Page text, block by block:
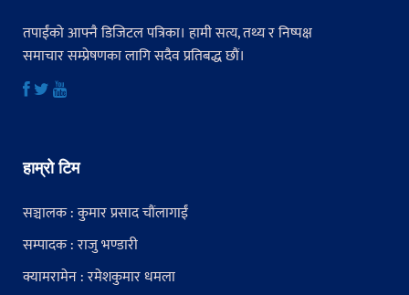
तपाईंको आफ्नै डिजिटल पत्रिका। हामी सत्य, तथ्य र निष्पक्ष
समाचार सम्प्रेषणका लागि सदैव प्रतिबद्ध छौं।
हाम्रो टिम
सञ्चालक : कुमार प्रसाद चौंलागाईं
सम्पादक : राजु भण्डारी
क्यामरामेन : रमेशकुमार धमला